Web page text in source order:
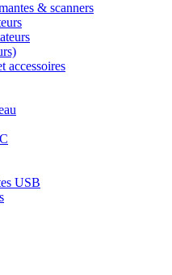
& scanners
accessoires
USB